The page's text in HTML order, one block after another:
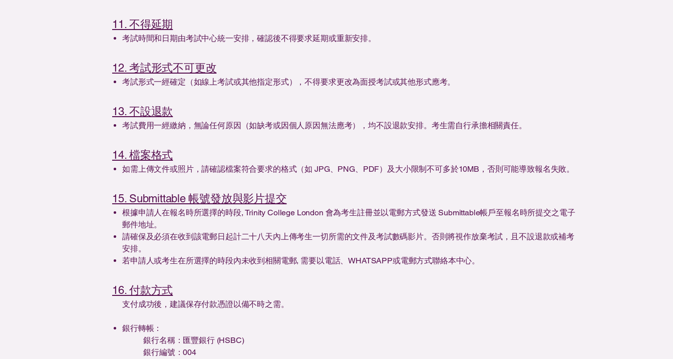
11. 不得延期
考試時間和日期由考試中心統一安排，確認後不得要求延期或重新安排。
12. 考試形式不可更改
考試形式一經確定（如線上考試或其他指定形式），不得要求更改為面授考試或其他形式應考。
13. 不設退款
考試費用一經繳納，無論任何原因（如缺考或因個人原因無法應考），均不設退款安排。考生需自行承擔相關責任。
14. 檔案格式
如需上傳文件或照片，請確認檔案符合要求的格式（如 JPG、PNG、PDF）及大小限制不可多於10MB，否則可能導致報名失敗。
15. Submittable 帳號發放與影片提交
根據申請人在報名時所選擇的時段, Trinity College London 會為考生註冊並以電郵方式發送 Submittable帳戶至報名時所提交之電子
郵件地址。
請確保及必須在收到該電郵日起計二十八天內上傳考生一切所需的文件及考試數碼影片。否則將視作放棄考試，且不設退款或補考
安排。
若申請人或考生在所選擇的時段內未收到相關電郵, 需要以電話、WHATSAPP或電郵方式聯絡本中心。
16. 付款方式
支付成功後，建議保存付款憑證以備不時之需。
銀行轉帳：
銀行名稱：匯豐銀行 (HSBC)
銀行編號：004